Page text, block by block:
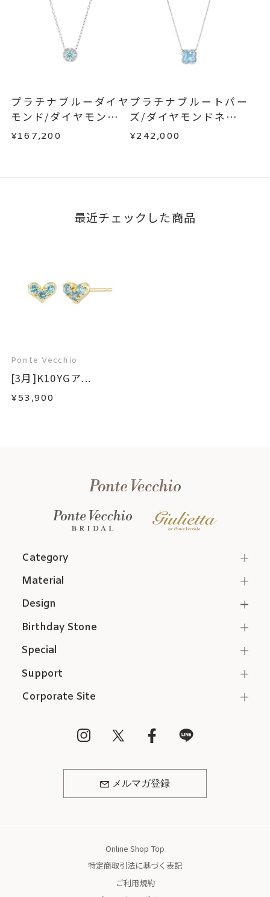
プラチナブルーダイヤ
モンド/ダイヤモンドネ
ックレス
¥167,200
プラチナブルートパー
ズ/ダイヤモンドネック
レス
¥242,000
最近チェックした商品
Ponte Vecchio
[3月]K10YGア...
¥53,900
Category
Support
Corporate Site
メルマガ登録
Material
Design
Birthday Stone
Special
Online Shop Top
特定商取引法に基づく表記
ご利用規約